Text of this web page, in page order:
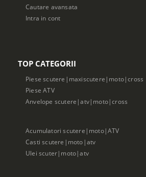
Cautare avansata
Intra in cont
TOP CATEGORII
Piese scutere|maxiscutere|moto|cross
Piese ATV
Anvelope scutere|atv|moto|cross
Acumulatori scutere|moto|ATV
Casti scutere|moto|atv
Ulei scuter|moto|atv